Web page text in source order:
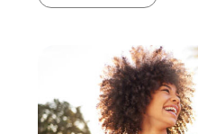
EN
2023